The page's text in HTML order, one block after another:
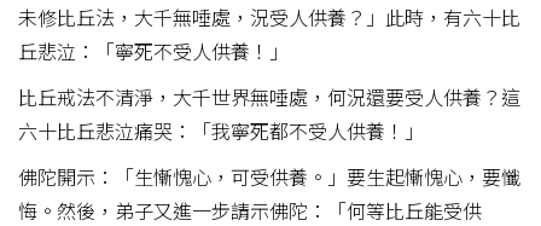
未修比丘法，大千無唾處，況受人供養？」此時，有六十比
丘悲泣：「寧死不受人供養！」
比丘戒法不清淨，大千世界無唾處，何況還要受人供養？這
六十比丘悲泣痛哭：「我寧死都不受人供養！」
佛陀開示：「生慚愧心，可受供養。」要生起慚愧心，要懺
悔。然後，弟子又進一步請示佛陀：「何等比丘能受供